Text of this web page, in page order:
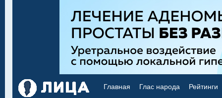
Главная Глас народа Рейтинги